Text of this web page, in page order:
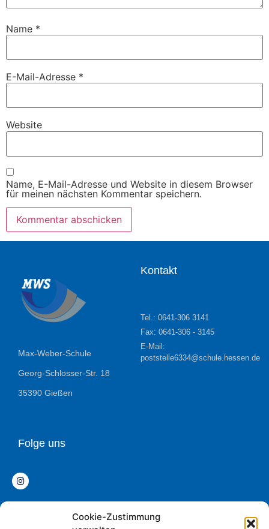
Cookie-Zustimmung
Name *
E-Mail-Adresse *
Website
Name, E-Mail-Adresse und Website in diesem Browser
für meinen nächsten Kommentar speichern.
Max-Weber-Schule
Georg-Schlosser-Str. 18
35390 Gießen
Kontakt
Tel.: 0641-306 3141
Fax: 0641-306 - 3145
E-Mail:
poststelle6334@schule.hessen.de
Folge uns